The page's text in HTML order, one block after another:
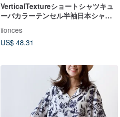
VerticalTextureショートシャツキュ
ーバカラーテンセル半袖日本シャツ
iionces
US$ 48.31